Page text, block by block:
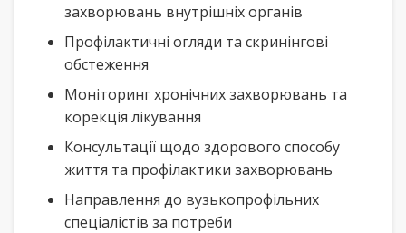
захворювань внутрішніх органів
Профілактичні огляди та скринінгові
обстеження
Моніторинг хронічних захворювань та
корекція лікування
Консультації щодо здорового способу
життя та профілактики захворювань
Направлення до вузькопрофільних
спеціалістів за потреби